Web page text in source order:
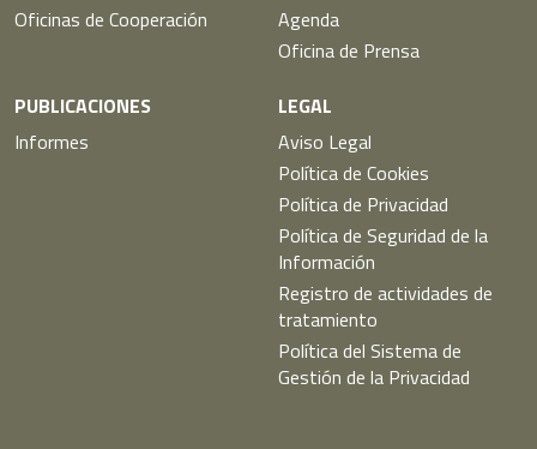
Oficinas de Cooperación
Agenda
Oficina de Prensa
PUBLICACIONES
Informes
LEGAL
Aviso Legal
Política de Cookies
Política de Privacidad
Política de Seguridad de la
Información
Registro de actividades de
tratamiento
Política del Sistema de
Gestión de la Privacidad